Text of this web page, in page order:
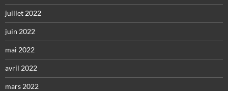
juillet 2022
juin 2022
mai 2022
avril 2022
mars 2022